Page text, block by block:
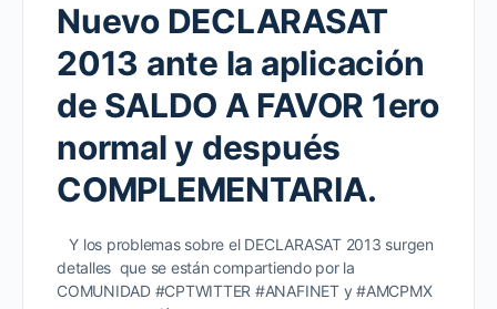
Nuevo DECLARASAT
2013 ante la aplicación
de SALDO A FAVOR 1ero
normal y después
COMPLEMENTARIA.
Y los problemas sobre el DECLARASAT 2013 surgen
detalles que se están compartiendo por la
COMUNIDAD #CPTWITTER #ANAFINET y #AMCPMX